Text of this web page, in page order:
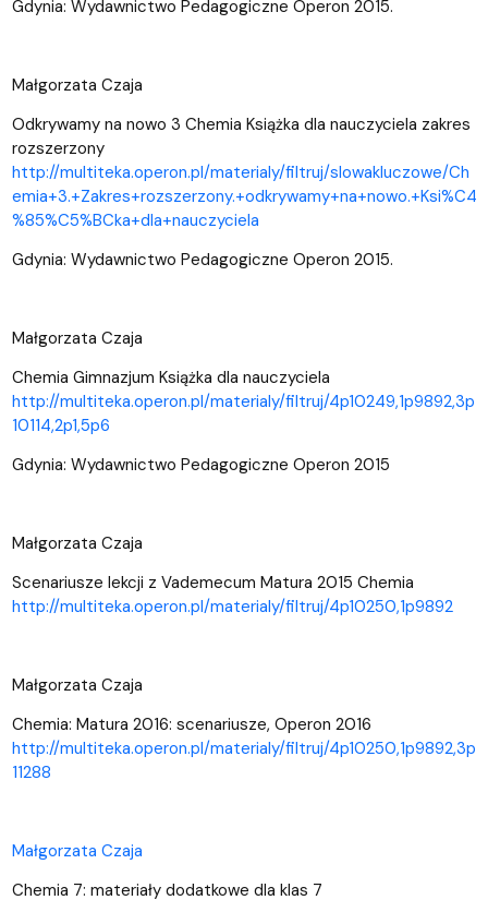
Gdynia: Wydawnictwo Pedagogiczne Operon 2015.
Małgorzata Czaja
Odkrywamy na nowo 3 Chemia Książka dla nauczyciela zakres
rozszerzony
http://multiteka.operon.pl/materialy/filtruj/slowakluczowe/Ch
emia+3.+Zakres+rozszerzony.+odkrywamy+na+nowo.+Ksi%C4
%85%C5%BCka+dla+nauczyciela
Gdynia: Wydawnictwo Pedagogiczne Operon 2015.
Małgorzata Czaja
Chemia Gimnazjum Książka dla nauczyciela
http://multiteka.operon.pl/materialy/filtruj/4p10249,1p9892,3p
10114,2p1,5p6
Gdynia: Wydawnictwo Pedagogiczne Operon 2015
Małgorzata Czaja
Scenariusze lekcji z Vademecum Matura 2015 Chemia
http://multiteka.operon.pl/materialy/filtruj/4p10250,1p9892
Małgorzata Czaja
Chemia: Matura 2016: scenariusze, Operon 2016
http://multiteka.operon.pl/materialy/filtruj/4p10250,1p9892,3p
11288
Małgorzata Czaja
Chemia 7: materiały dodatkowe dla klas 7